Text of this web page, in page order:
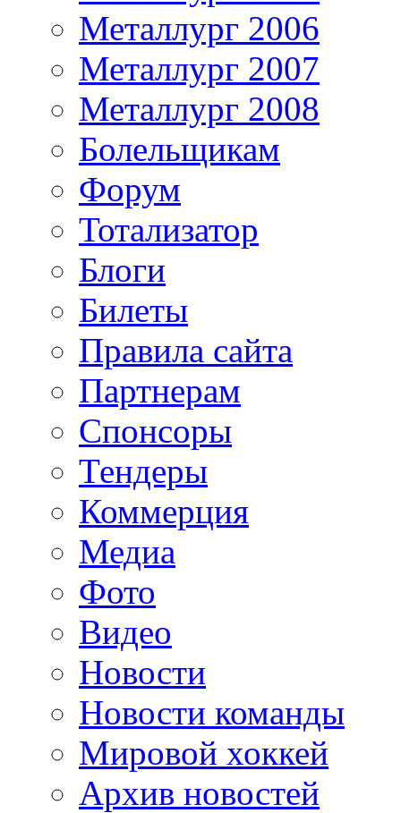
Металлург 2006
Металлург 2007
Металлург 2008
Болельщикам
Форум
Тотализатор
Блоги
Билеты
Правила сайта
Партнерам
Спонсоры
Тендеры
Коммерция
Медиа
Фото
Видео
Новости
Новости команды
Мировой хоккей
Архив новостей